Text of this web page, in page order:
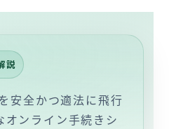
説
安全かつ適法に飛行
オンライン手続きシ